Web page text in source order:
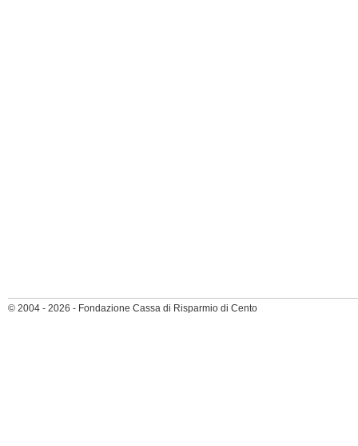
© 2004 - 2026 - Fondazione Cassa di Risparmio di Cento